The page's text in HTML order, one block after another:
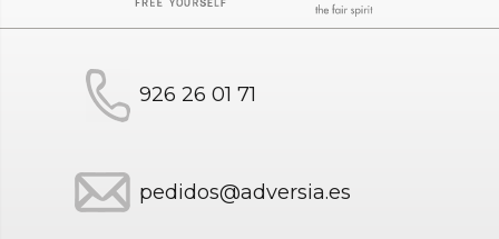
926 26 01 71
pedidos@adversia.es